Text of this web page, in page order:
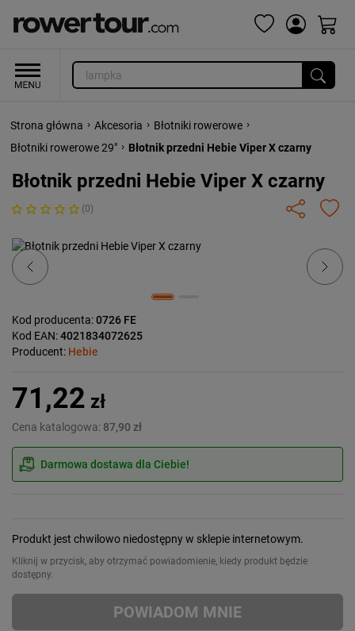
Strona główna › Akcesoria › Błotniki rowerowe ›
Błotniki rowerowe 29" › Błotnik przedni Hebie Viper X czarny
Błotnik przedni Hebie Viper X czarny
(0)
Previous Next
Kod producenta:0726 FE
Kod EAN:4021834072625
Producent: Hebie
71,22 zł
Cena katalogowa: 87,90 zł
Darmowa dostawa dla Ciebie!
Produkt jest chwilowo niedostępny w sklepie internetowym.
Kliknij w przycisk, aby otrzymać powiadomienie, kiedy produkt będzie
dostępny.
POWIADOM MNIE